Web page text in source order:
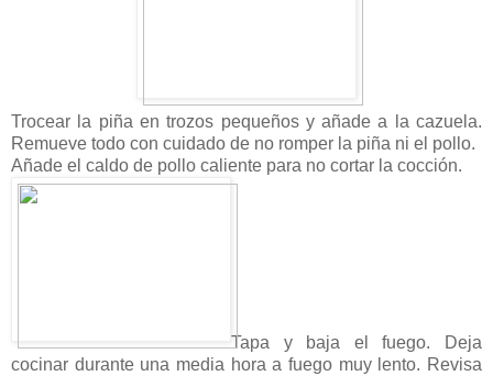
Trocear la piña en trozos pequeños y añade a la cazuela.
Remueve todo con cuidado de no romper la piña ni el pollo.
Añade el caldo de pollo caliente para no cortar la cocción.
Tapa y baja el fuego. Deja
cocinar durante una media hora a fuego muy lento. Revisa